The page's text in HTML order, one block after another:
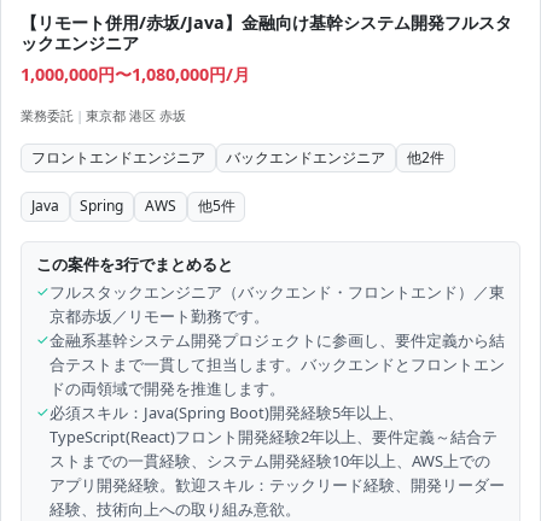
【リモート併用/赤坂/Java】金融向け基幹システム開発フルスタ
ックエンジニア
1,000,000円〜1,080,000円/月
業務委託 | 東京都 港区 赤坂
フロントエンドエンジニア バックエンドエンジニア 他2件
Java Spring AWS 他5件
この案件を3行でまとめると
✓フルスタックエンジニア（バックエンド・フロントエンド）／東
京都赤坂／リモート勤務です。
✓金融系基幹システム開発プロジェクトに参画し、要件定義から結
合テストまで一貫して担当します。バックエンドとフロントエン
ドの両領域で開発を推進します。
✓必須スキル：Java(Spring Boot)開発経験5年以上、
TypeScript(React)フロント開発経験2年以上、要件定義～結合テ
ストまでの一貫経験、システム開発経験10年以上、AWS上での
アプリ開発経験。歓迎スキル：テックリード経験、開発リーダー
経験、技術向上への取り組み意欲。